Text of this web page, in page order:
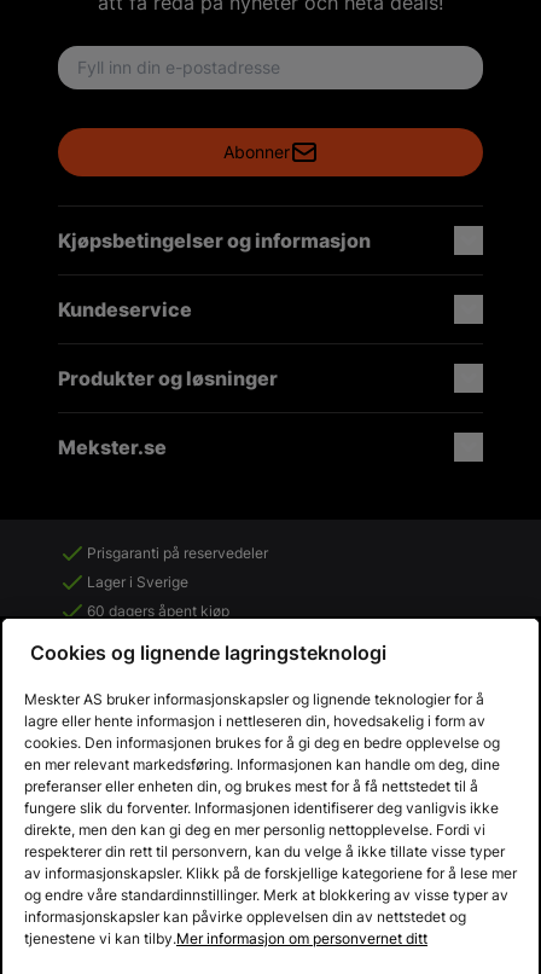
Email address
Abonner
Kjøpsbetingelser og informasjon
Kundeservice
Produkter og løsninger
Mekster.se
Prisgaranti på reservedeler
Lager i Sverige
60 dagers åpent kjøp
Gratis returer
Copyright © 2013 - 2026 Mekster.no
Cookies og lignende lagringsteknologi
Meskter AS bruker informasjonskapsler og lignende teknologier for å
lagre eller hente informasjon i nettleseren din, hovedsakelig i form av
cookies. Den informasjonen brukes for å gi deg en bedre opplevelse og
en mer relevant markedsføring. Informasjonen kan handle om deg, dine
preferanser eller enheten din, og brukes mest for å få nettstedet til å
fungere slik du forventer. Informasjonen identifiserer deg vanligvis ikke
direkte, men den kan gi deg en mer personlig nettopplevelse. Fordi vi
respekterer din rett til personvern, kan du velge å ikke tillate visse typer
av informasjonskapsler. Klikk på de forskjellige kategoriene for å lese mer
og endre våre standardinnstillinger. Merk at blokkering av visse typer av
informasjonskapsler kan påvirke opplevelsen din av nettstedet og
tjenestene vi kan tilby.Mer informasjon om personvernet ditt